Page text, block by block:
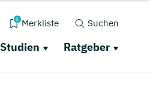
0 Merkliste Suchen
Studien Ratgeber